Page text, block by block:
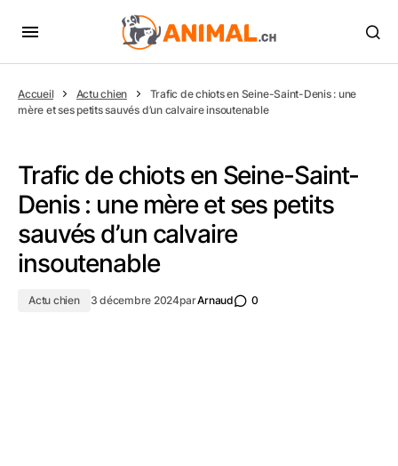
Accueil Actu chien
Trafic de chiots en Seine-Saint-Denis : une
mère et ses petits sauvés d’un calvaire insoutenable
Trafic de chiots en Seine-Saint-
Denis : une mère et ses petits
sauvés d’un calvaire
insoutenable
Actu chien 3 décembre 2024parArnaud 0